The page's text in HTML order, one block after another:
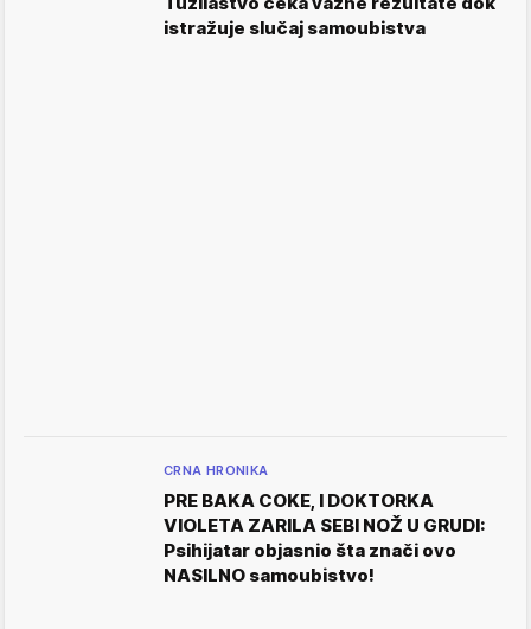
istražuje slučaj samoubistva
CRNA HRONIKA
PRE BAKA COKE, I DOKTORKA
VIOLETA ZARILA SEBI NOŽ U GRUDI:
Psihijatar objasnio šta znači ovo
NASILNO samoubistvo!